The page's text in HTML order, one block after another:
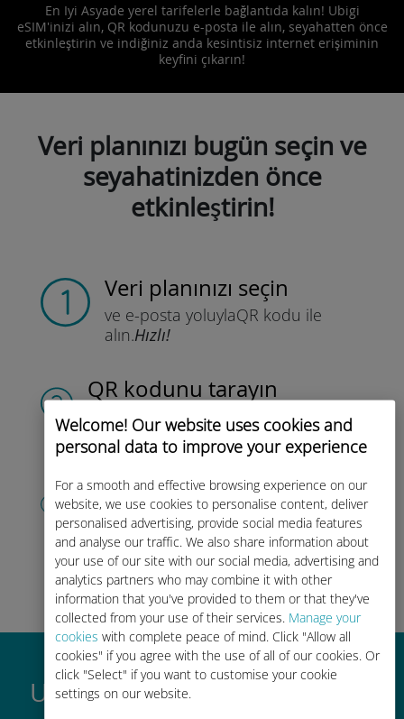
Welcome! Our website uses cookies and
personal data to improve your experience
For a smooth and effective browsing experience on our
website, we use cookies to personalise content, deliver
personalised advertising, provide social media features
and analyse our traffic. We also share information about
your use of our site with our social media, advertising and
analytics partners who may combine it with other
information that you've provided to them or that they've
collected from your use of their services. Manage your
cookies with complete peace of mind. Click "Allow all
cookies" if you agree with the use of all of our cookies. Or
click "Select" if you want to customise your cookie
settings on our website.
En Iyi Asyade yerel tarifelerle bağlantıda kalın! Ubigi
eSIM'inizi alın, QR kodunuzu e-posta ile alın, seyahatten önce
etkinleştirin ve indiğiniz anda kesintisiz internet erişiminin
keyfini çıkarın!
Veri planınızı bugün seçin ve
seyahatinizden önce
etkinleştirin!
Veri planınızı seçin
ve e-posta yoluylaQR kodu ile
alın.Hızlı!
QR kodunu tarayın
veri planını etkinleştirmek veUbigi
eSIM'i yüklemek için.Çok basit!
Hesabınızı oluşturun
veri planınızı kullanmaya başlamak,
bakiyenizi kontrol etmek ve hareket
halindeyken yükleme yapmak için.İyi
eğlenceler!
Ubigi uluslararası eSIM neden